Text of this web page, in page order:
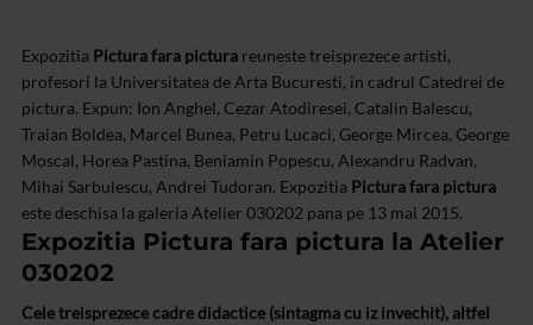
Expozitia Pictura fara pictura reuneste treisprezece artisti,
profesori la Universitatea de Arta Bucuresti, in cadrul Catedrei de
pictura. Expun: Ion Anghel, Cezar Atodiresei, Catalin Balescu,
Traian Boldea, Marcel Bunea, Petru Lucaci, George Mircea, George
Moscal, Horea Pastina, Beniamin Popescu, Alexandru Radvan,
Mihai Sarbulescu, Andrei Tudoran. Expozitia Pictura fara pictura
este deschisa la galeria Atelier 030202 pana pe 13 mai 2015.
Expozitia Pictura fara pictura la Atelier
030202
Cele treisprezece cadre didactice (sintagma cu iz invechit), altfel